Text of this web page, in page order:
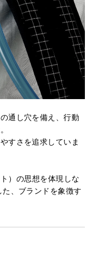
通し穴を備え、行動
すさを追求していま
）の思想を体現しな
、ブランドを象徴す